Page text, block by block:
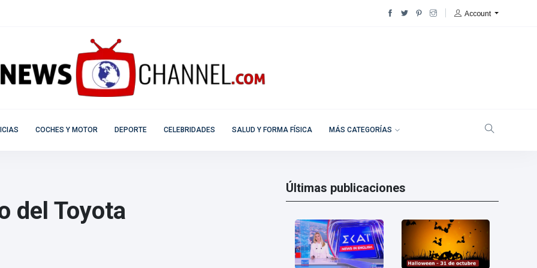
Account
COCHES Y MOTOR DEPORTE CELEBRIDADES SALUD Y FORMA FÍSICA MÁS CATEGORÍAS
del Toyota
Últimas publicaciones